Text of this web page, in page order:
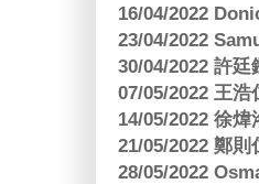
16/04/2022
23/04/2022
30/04/2022 許
07/05/2022 王
14/05/2022 徐
21/05/2022 鄭
28/05/2022